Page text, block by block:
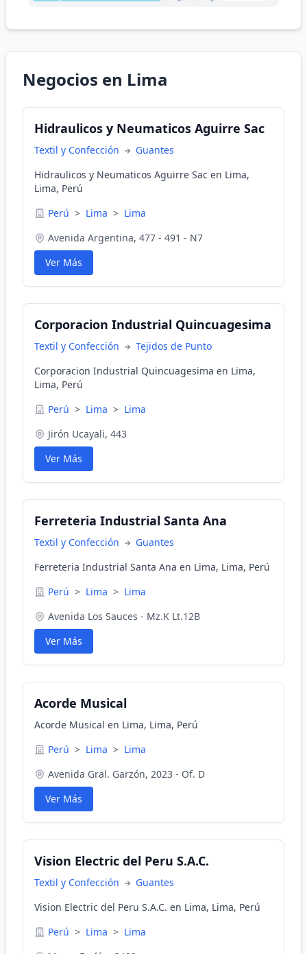
Negocios en Lima
Hidraulicos y Neumaticos Aguirre Sac
Textil y Confección
Guantes
Hidraulicos y Neumaticos Aguirre Sac en Lima,
Lima, Perú
Perú > Lima > Lima
Avenida Argentina, 477 - 491 - N7
Ver Más
Corporacion Industrial Quincuagesima
Textil y Confección
Tejidos de Punto
Corporacion Industrial Quincuagesima en Lima,
Lima, Perú
Perú > Lima > Lima
Jirón Ucayali, 443
Ver Más
Ferreteria Industrial Santa Ana
Textil y Confección
Guantes
Ferreteria Industrial Santa Ana en Lima, Lima, Perú
Perú > Lima > Lima
Avenida Los Sauces - Mz.K Lt.12B
Ver Más
Acorde Musical
Acorde Musical en Lima, Lima, Perú
Perú > Lima > Lima
Avenida Gral. Garzón, 2023 - Of. D
Ver Más
Vision Electric del Peru S.A.C.
Textil y Confección
Guantes
Vision Electric del Peru S.A.C. en Lima, Lima, Perú
Perú > Lima > Lima